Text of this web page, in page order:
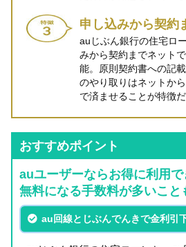
申し込みから契約
auじぶん銀行の住宅ロ
みから契約までネット
能。原則契約書への記
のやり取りはネットか
で済ませることが特徴だ
おすすめポイント
auユーザーならお得に利用で
無料になる手数料が多いこと
au回線とじぶんでんきで金利引